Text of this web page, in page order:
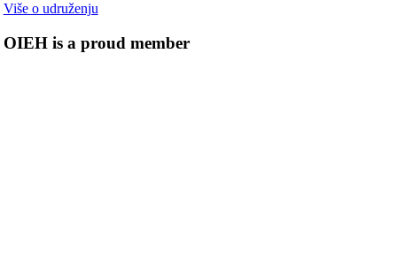
Više o udruženju
OIEH is a proud member